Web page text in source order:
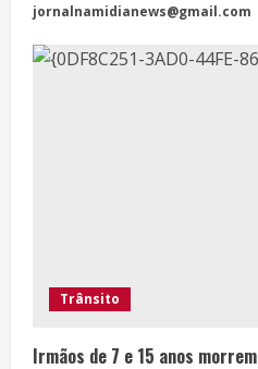
jornalnamidianews@gmail.com
Trânsito
Irmãos de 7 e 15 anos